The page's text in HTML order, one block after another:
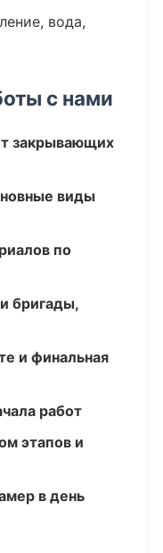
вода,
с нами
закрывающих
виды
по
бригады,
и финальная
работ
этапов и
в день